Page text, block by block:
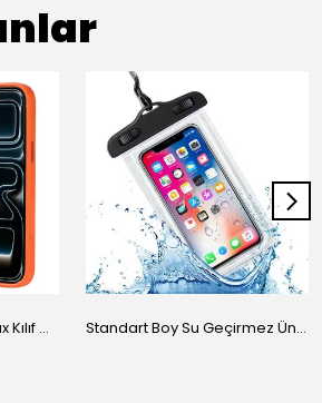
Apple iPhone 17 Pro Max Kılıf M-Safe Şarj Özellikli Standlı Zore Proton Silikon Kapak Standart Boy Su Geçirmez Üniversal Kılıf